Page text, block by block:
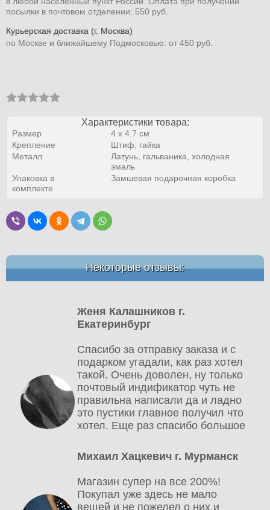
посылки в почтовом отделении: 550 руб.
Курьерская доставка (г. Москва)
по Москве и ближайшему Подмосковью: от 450 руб.
Характеристики товара:
Размер
4 х 4.7 см
Крепление
Штиф, гайка
Металл
Латунь, гальваника, холодная
эмаль
Упаковка в
комплекте
Замшевая подарочная коробка
Некоторые отзывы:
Женя Калашников г.
Екатеринбург
Спасибо за отправку заказа и с
подарком угадали, как раз хотел
такой. Очень доволен, ну только
почтовый индификатор чуть не
правильна написали да и ладно
это пустики главное получил что
хотел. Еще раз спасибо большое
Михаил Хацкевич г. Мурманск
Магазин супер на все 200%!
Покупал уже здесь не мало
вещей и не пожелел о них и